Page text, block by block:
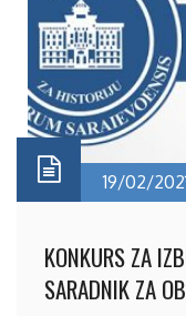
19/02/
KONKURS ZA
SARADNIK ZA